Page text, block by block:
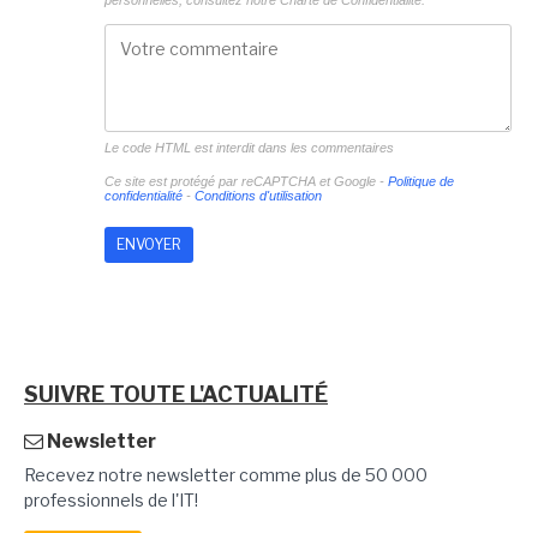
Le code HTML est interdit dans les commentaires
Ce site est protégé par reCAPTCHA et Google - Politique de
confidentialité- Conditions d'utilisation
SUIVRE TOUTE L'ACTUALITÉ
Newsletter
Recevez notre newsletter comme plus de 50 000
professionnels de l'IT!